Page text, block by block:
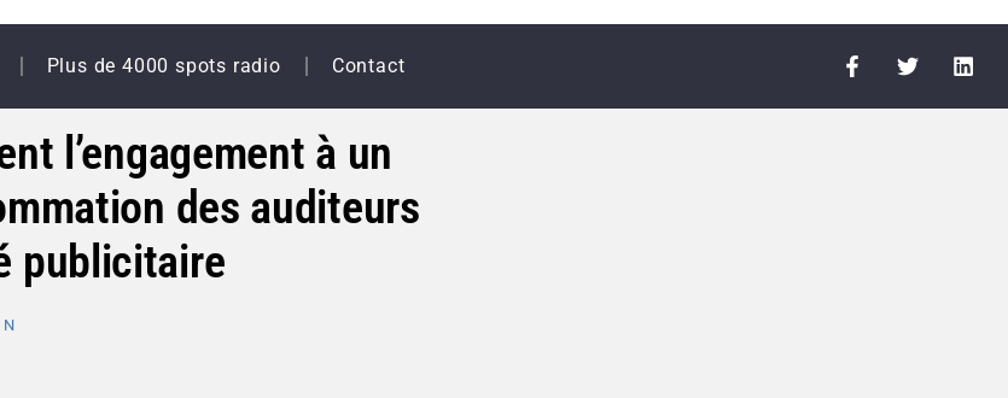
Plus de 4000 spots radio Contact
l’engagement à un
des auditeurs
publicitaire